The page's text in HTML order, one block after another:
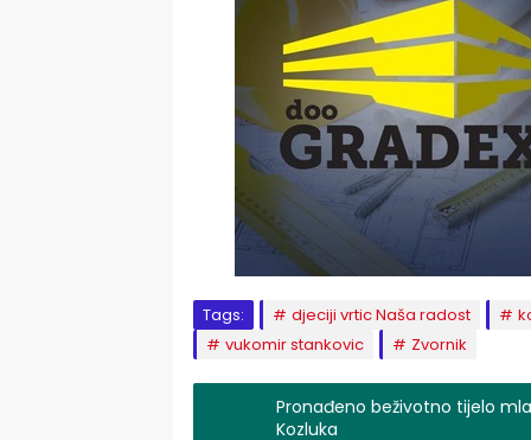
Tags: djeciji vrtic Naša radost
vukomir stankovic
Zvornik
Pronađeno beživotno tijelo
Kozluka